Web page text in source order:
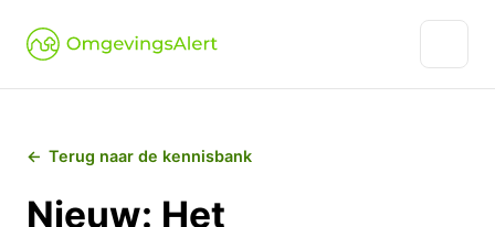
Terug naar de kennisbank
Nieuw: Het